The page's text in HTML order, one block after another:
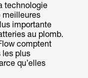
technologie
meilleures
importante
au plomb.
comptent
les plus
qu’elles